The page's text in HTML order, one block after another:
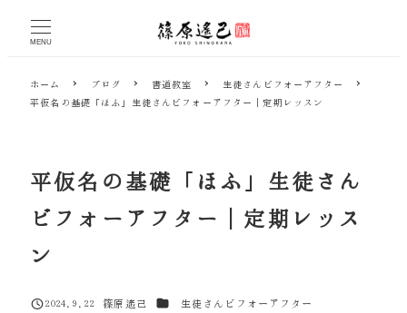
MENU
ホーム ブログ 書道教室
生徒さんビフォーアフター
平仮名の基礎「ほふ」生徒さんビフォーアフター｜定期レッスン
平仮名の基礎「ほふ」生徒さん
ビフォーアフター｜定期レッス
ン
2024.9.22
篠原遙己 カテゴリー生徒さんビフォーアフター